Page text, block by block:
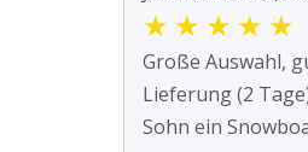
★ ★ ★ ★ ★
Große Auswahl,
Lieferung (2
Sohn ein